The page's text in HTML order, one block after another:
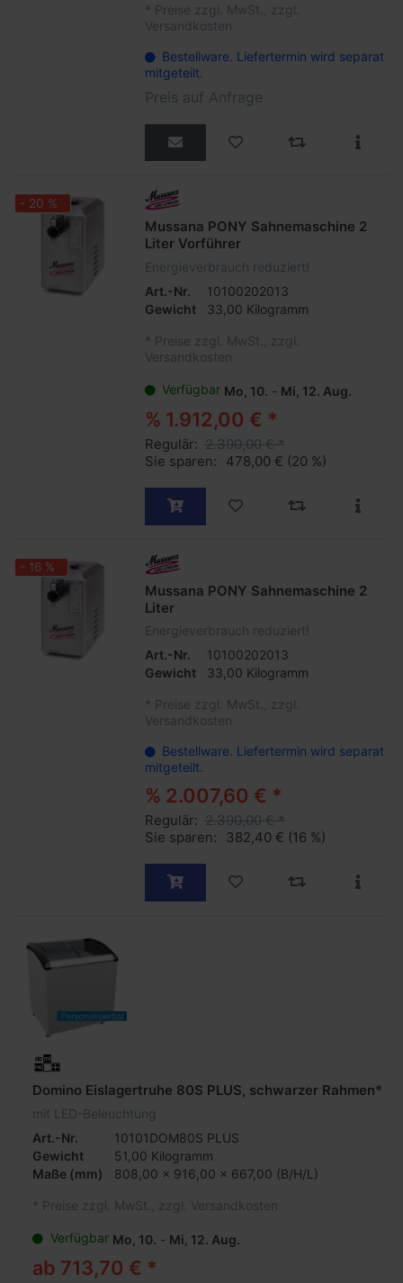
* Preise zzgl. MwSt., zzgl.
Versandkosten
Bestellware. Liefertermin wird separat
mitgeteilt.
Preis auf Anfrage
- 20 %
Mussana PONY Sahnemaschine 2
Liter Vorführer
Energieverbrauch reduziert!
Art.-Nr.
10100202013
Gewicht
33,00 Kilogramm
* Preise zzgl. MwSt., zzgl.
Versandkosten
Verfügbar Mo, 10. - Mi, 12. Aug.
% 1.912,00 € *
Regulär: 2.390,00 € *
Sie sparen:
478,00 € (20 %)
- 16 %
Mussana PONY Sahnemaschine 2
Liter
Energieverbrauch reduziert!
Art.-Nr.
10100202013
Gewicht
33,00 Kilogramm
* Preise zzgl. MwSt., zzgl.
Versandkosten
Bestellware. Liefertermin wird separat
mitgeteilt.
% 2.007,60 € *
Regulär: 2.390,00 € *
Sie sparen:
382,40 € (16 %)
Domino Eislagertruhe 80S PLUS, schwarzer Rahmen*
mit LED-Beleuchtung
Art.-Nr.
10101DOM80S PLUS
Gewicht
51,00 Kilogramm
Maße (mm) 808,00 x 916,00 x 667,00 (B/H/L)
* Preise zzgl. MwSt., zzgl. Versandkosten
Verfügbar Mo, 10. - Mi, 12. Aug.
ab 713,70 € *